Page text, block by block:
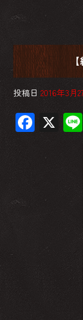
投稿日 2016年3月
F X